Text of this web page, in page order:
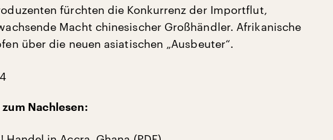
fürchten die Konkurrenz der Importflut,
Macht chinesischer Großhändler. Afrikanische
über die neuen asiatischen „Ausbeuter“.
zum Nachlesen: